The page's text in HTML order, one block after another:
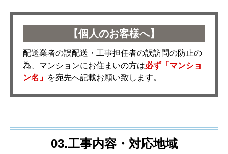
【個人のお客様へ】
配送業者の誤配送・工事担任者の誤訪問の防止の
為、マンションにお住まいの方は必ず「マンショ
ン名」 を宛先へ記載お願い致します。
03.工事内容・対応地域